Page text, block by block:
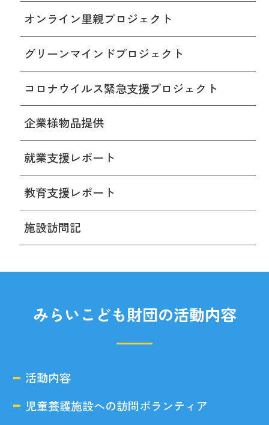
オンライン里親プロジェクト
グリーンマインドプロジェクト
コロナウイルス緊急支援プロジェクト
企業様物品提供
就業支援レポート
教育支援レポート
施設訪問記
みらいこども財団の活動内容
活動内容
児童養護施設への訪問ボランティア